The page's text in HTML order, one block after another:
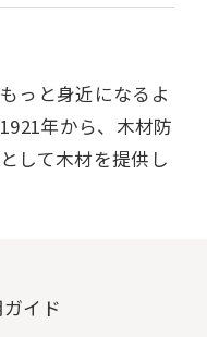
っと身近になるよ
年から、木材防
して木材を提供し
イド